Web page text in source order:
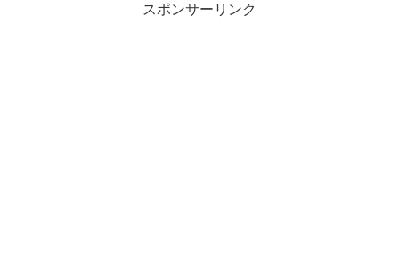
スポンサーリンク